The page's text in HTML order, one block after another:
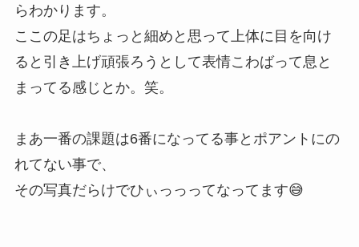
らわかります。
ここの足はちょっと細めと思って上体に目を向け
ると引き上げ頑張ろうとして表情こわばって息と
まってる感じとか。笑。
まあ一番の課題は6番になってる事とポアントにの
れてない事で、
その写真だらけでひぃっっってなってます😅